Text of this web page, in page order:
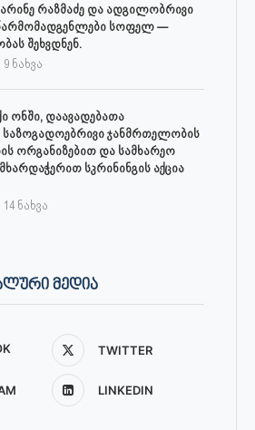
რაზმაძე და ადგილობრივი
სოფელ —
შეხვდნენ.
9 ნახვა
ონში, დაავადებათა
ჯანმრთელობის
ორგანიზებით და სამხარეო
სკრინინგის აქცია
14 ნახვა
ᲛᲔᲓᲘᲐ
TWITTER
LINKEDIN